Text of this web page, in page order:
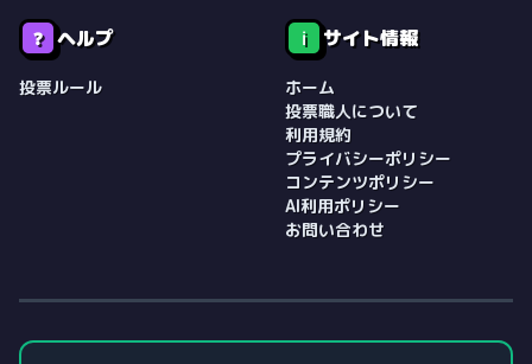
❓ ヘルプ
投票ルール
ℹ️ サイト情報
ホーム
投票職人について
利用規約
プライバシーポリシー
コンテンツポリシー
AI利用ポリシー
お問い合わせ